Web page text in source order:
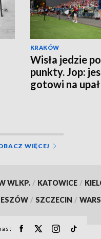
KRAKÓW
Wisła jedzie
punkty. Jop:
gotowi na upał
WIĘCEJ
WLKP. / KATOWICE /
/ SZCZECIN /